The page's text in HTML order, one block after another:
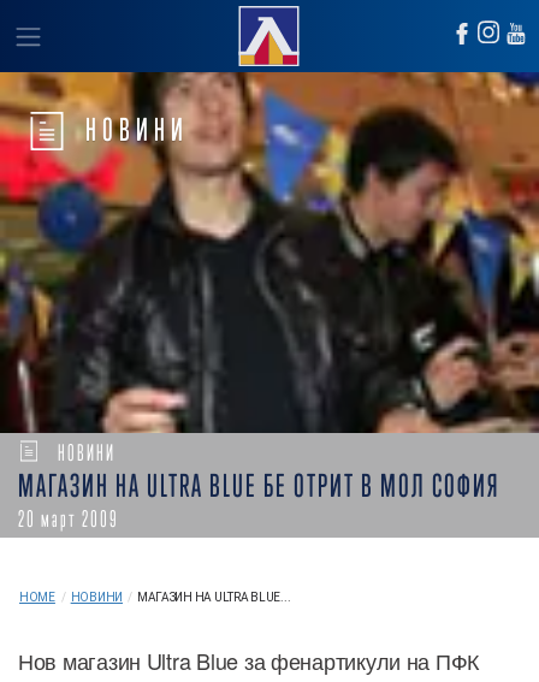
НОВИНИ
НОВИНИ
МАГАЗИН НА ULTRA BLUE БЕ ОТРИТ В МОЛ СОФИЯ
20 март 2009
HOME / НОВИНИ / МАГАЗИН НА ULTRA BLUE...
Нов магазин Ultra Blue за фенартикули на ПФК